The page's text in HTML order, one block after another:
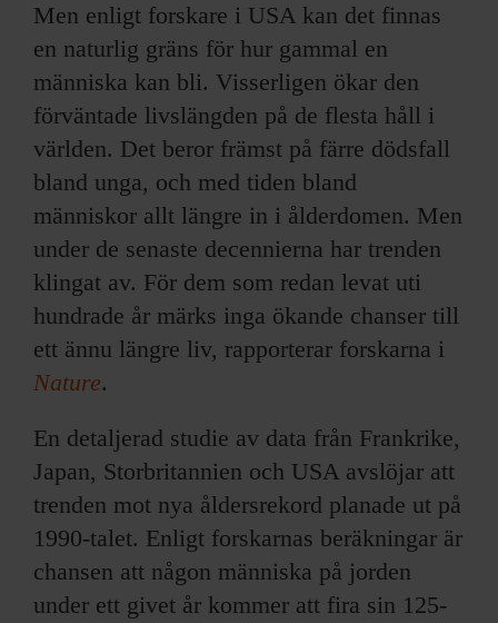
Men enligt forskare i USA kan det finnas
en naturlig gräns för hur gammal en
människa kan bli. Visserligen ökar den
förväntade livslängden på de flesta håll i
världen. Det beror främst på färre dödsfall
bland unga, och med tiden bland
människor allt längre in i ålderdomen. Men
under de senaste decennierna har trenden
klingat av. För dem som redan levat uti
hundrade år märks inga ökande chanser till
ett ännu längre liv, rapporterar forskarna i
Nature.
En detaljerad studie av data från Frankrike,
Japan, Storbritannien och USA avslöjar att
trenden mot nya åldersrekord planade ut på
1990-talet. Enligt forskarnas beräkningar är
chansen att någon människa på jorden
under ett givet år kommer att fira sin 125-